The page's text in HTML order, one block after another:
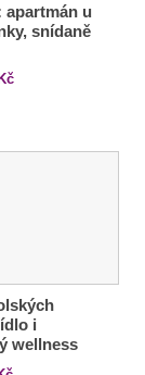
apartmán u
snídaně
Kč
i
wellness